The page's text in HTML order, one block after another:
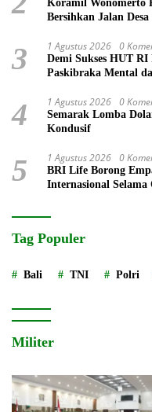
Koramil Wonomerto
Bersihkan Jalan
3 1 Agustus 2026 0
Demi Sukses HUT
Paskibraka Mental
4 1 Agustus 2026 0
Semarak Lomba
Kondusif
5 1 Agustus 2026 0
BRI Life Borong
Internasional Selama
Tag Populer
Bali TNI Polri
Militer